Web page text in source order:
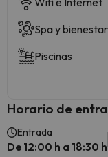
Spa y bienestar
Piscinas
Horario de
Entrada
De 12:00 h a 18:30 h